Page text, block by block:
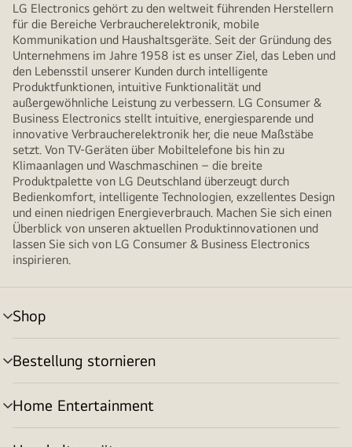
LG Electronics gehört zu den weltweit führenden Herstellern
für die Bereiche Verbraucherelektronik, mobile
Kommunikation und Haushaltsgeräte. Seit der Gründung des
Unternehmens im Jahre 1958 ist es unser Ziel, das Leben und
den Lebensstil unserer Kunden durch intelligente
Produktfunktionen, intuitive Funktionalität und
außergewöhnliche Leistung zu verbessern. LG Consumer &
Business Electronics stellt intuitive, energiesparende und
innovative Verbraucherelektronik her, die neue Maßstäbe
setzt. Von TV-Geräten über Mobiltelefone bis hin zu
Klimaanlagen und Waschmaschinen – die breite
Produktpalette von LG Deutschland überzeugt durch
Bedienkomfort, intelligente Technologien, exzellentes Design
und einen niedrigen Energieverbrauch. Machen Sie sich einen
Überblick von unseren aktuellen Produktinnovationen und
lassen Sie sich von LG Consumer & Business Electronics
inspirieren.
Shop
Menü
umschalten
Bestellung stornieren
Menü
umschalten
Home Entertainment
Menü
umschalten